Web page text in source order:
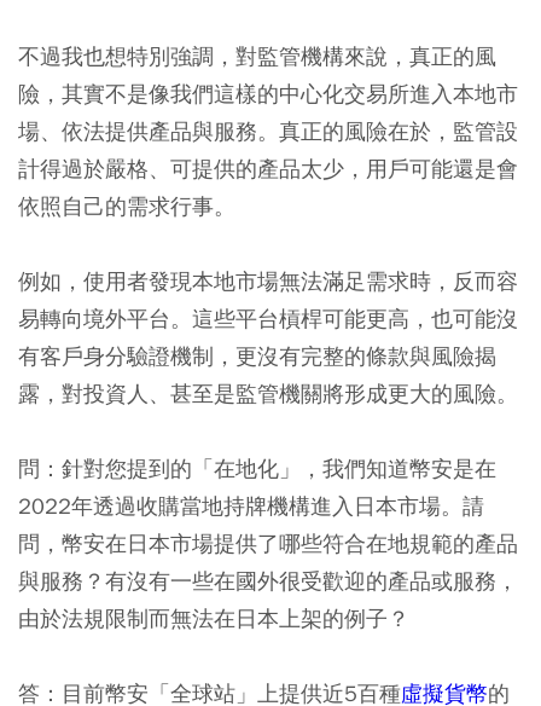
不過我也想特別強調，對監管機構來說，真正的風
險，其實不是像我們這樣的中心化交易所進入本地市
場、依法提供產品與服務。真正的風險在於，監管設
計得過於嚴格、可提供的產品太少，用戶可能還是會
依照自己的需求行事。
例如，使用者發現本地市場無法滿足需求時，反而容
易轉向境外平台。這些平台槓桿可能更高，也可能沒
有客戶身分驗證機制，更沒有完整的條款與風險揭
露，對投資人、甚至是監管機關將形成更大的風險。
問： 針對您提到的「在地化」，我們知道幣安是在
2022年透過收購當地持牌機構進入日本市場。請
問，幣安在日本市場提供了哪些符合在地規範的產品
與服務？有沒有一些在國外很受歡迎的產品或服務，
由於法規限制而無法在日本上架的例子？
答： 目前幣安「全球站」上提供近5百種虛擬貨幣的